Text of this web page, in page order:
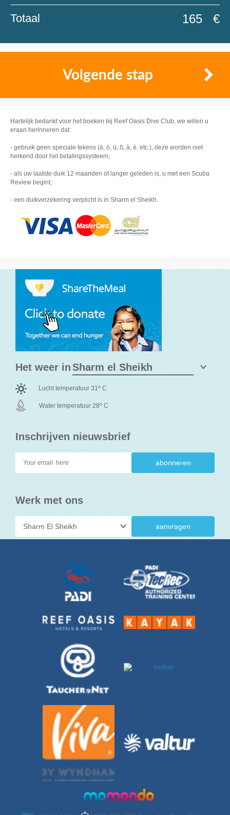
Totaal 165 €
Volgende stap
Hartelijk bedankt voor het boeken bij Reef Oasis Dive Club, we willen u
eraan herinneren dat:
- gebruik geen speciale tekens (ä, ö, ü, ß, à, è, etc.), deze worden niet
herkend door het betalingssysteem;
- als uw laatste duik 12 maanden of langer geleden is, u met een Scuba
Review begint;
- een duikverzekering verplicht is in Sharm el Sheikh.
Inschrijven nieuwsbrief
Werk met ons
aanvragen
Het weer in
Lucht temperatuur 31o C
Water temperatuur 28o C